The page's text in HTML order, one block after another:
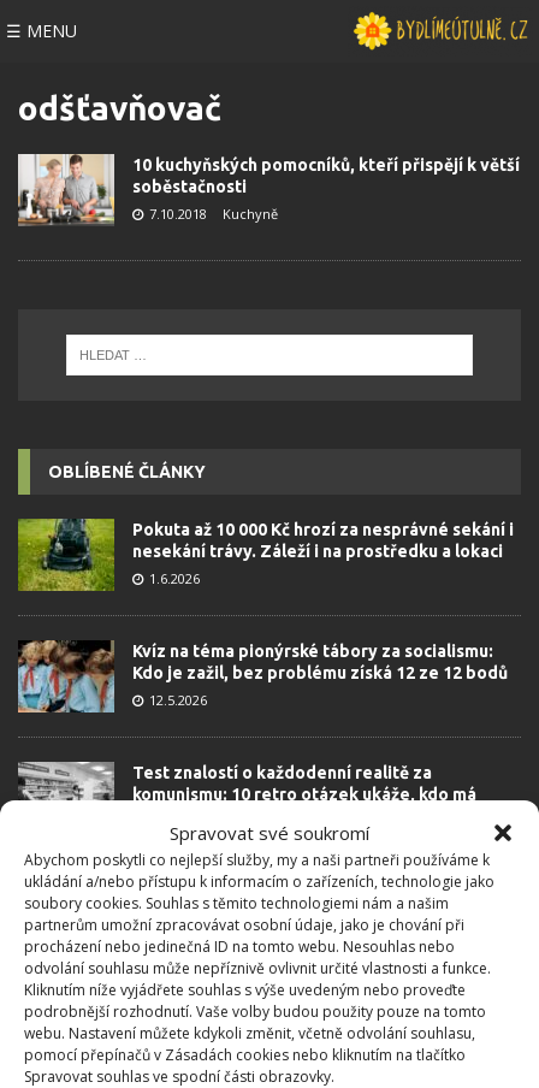
Spravovat své soukromí
Abychom poskytli co nejlepší služby, my a naši partneři používáme k
ukládání a/nebo přístupu k informacím o zařízeních, technologie jako
soubory cookies. Souhlas s těmito technologiemi nám a našim
partnerům umožní zpracovávat osobní údaje, jako je chování při
procházení nebo jedinečná ID na tomto webu. Nesouhlas nebo
odvolání souhlasu může nepříznivě ovlivnit určité vlastnosti a funkce.
Kliknutím níže vyjádřete souhlas s výše uvedeným nebo proveďte
podrobnější rozhodnutí. Vaše volby budou použity pouze na tomto
webu. Nastavení můžete kdykoli změnit, včetně odvolání souhlasu,
pomocí přepínačů v Zásadách cookies nebo kliknutím na tlačítko
Spravovat souhlas ve spodní části obrazovky.
☰ MENU
odšťavňovač
10 kuchyňských pomocníků, kteří přispějí k větší
soběstačnosti
7.10.2018 Kuchyně
OBLÍBENÉ ČLÁNKY
Pokuta až 10 000 Kč hrozí za nesprávné sekání i
nesekání trávy. Záleží i na prostředku a lokaci
1.6.2026
Kvíz na téma pionýrské tábory za socialismu:
Kdo je zažil, bez problému získá 12 ze 12 bodů
12.5.2026
Test znalostí o každodenní realitě za
komunismu: 10 retro otázek ukáže, kdo má
23.6.2026
Retro kvíz o oblíbených autech v dobách
socialismu: Tehdejší řidiči musí získat 10 z 10
bodů
6.5.2026